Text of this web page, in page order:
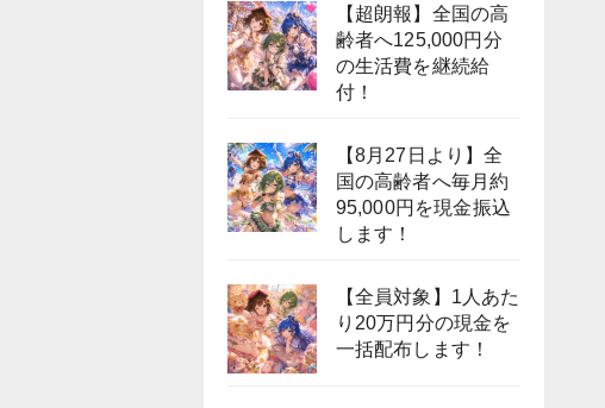
【超朗報】全国の高
齢者へ125,000円分
の生活費を継続給
付！
【8月27日より】全
国の高齢者へ毎月約
95,000円を現金振込
します！
【全員対象】1人あた
り20万円分の現金を
一括配布します！